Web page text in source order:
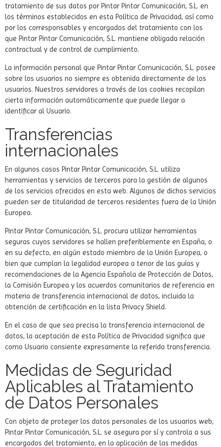
tratamiento de sus datos por Pintar Pintar Comunicación, S.L. en
los términos establecidos en esta Política de Privacidad, así como
por los corresponsables y encargados del tratamiento con los
que Pintar Pintar Comunicación, S.L. mantiene obligada relación
contractual y de control de cumplimiento.
La información personal que Pintar Pintar Comunicación, S.L. posee
sobre los usuarios no siempre es obtenida directamente de los
usuarios. Nuestros servidores a través de las cookies recopilan
cierta información automáticamente que puede llegar a
identificar al Usuario.
Transferencias
internacionales
En algunos casos Pintar Pintar Comunicación, S.L. utiliza
herramientas y servicios de terceros para la gestión de algunos
de los servicios ofrecidos en esta web. Algunos de dichos servicios
pueden ser de titularidad de terceros residentes fuera de la Unión
Europea.
Pintar Pintar Comunicación, S.L. procura utilizar herramientas
seguras cuyos servidores se hallen preferiblemente en España, o
en su defecto, en algún estado miembro de la Unión Europea, o
bien que cumplan la legalidad europea a tenor de las guías y
recomendaciones de la Agencia Española de Protección de Datos,
la Comisión Europea y los acuerdos comunitarios de referencia en
materia de transferencia internacional de datos, incluida la
obtención de certificación en la lista Privacy Shield.
En el caso de que sea precisa la transferencia internacional de
datos, la aceptación de esta Política de Privacidad significa que
como Usuario consiente expresamente la referida transferencia.
Medidas de Seguridad
Aplicables al Tratamiento
de Datos Personales
Con objeto de proteger los datos personales de los usuarios web,
Pintar Pintar Comunicación, S.L. se asegura por sí y controla a sus
encargados del tratamiento, en la aplicación de las medidas